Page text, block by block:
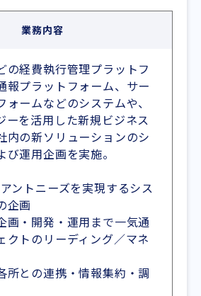
業務内容
の経費執行管理プラットフ
報プラットフォーム、サー
ォームなどのシステムや、
ーを活用した新規ビジネス
内の新ソリューションのシ
運用企画を実施。
ントニーズを実現するシス
企画
画・開発・運用まで一気通
クトのリーディング／マネ
所との連携・情報集約・調